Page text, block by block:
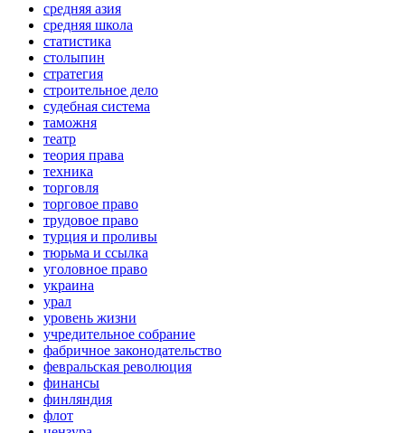
средняя азия
средняя школа
статистика
столыпин
стратегия
строительное дело
судебная система
таможня
театр
теория права
техника
торговля
торговое право
трудовое право
турция и проливы
тюрьма и ссылка
уголовное право
украина
урал
уровень жизни
учредительное собрание
фабричное законодательство
февральская революция
финансы
финляндия
флот